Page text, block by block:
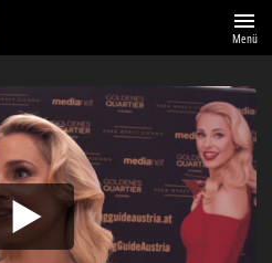
menu
Menü